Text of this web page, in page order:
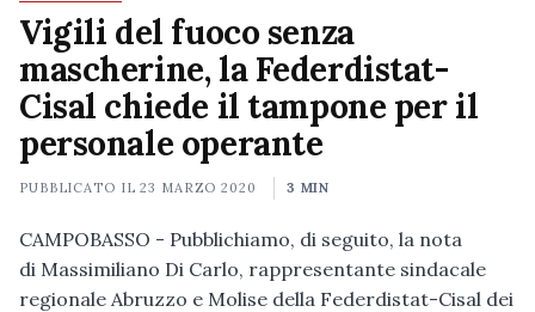
Vigili del fuoco senza
mascherine, la Federdistat-
Cisal chiede il tampone per il
personale operante
PUBBLICATO IL23 MARZO 2020 3 MIN
CAMPOBASSO - Pubblichiamo, di seguito, la nota
di Massimiliano Di Carlo, rappresentante sindacale
regionale Abruzzo e Molise della Federdistat-Cisal dei